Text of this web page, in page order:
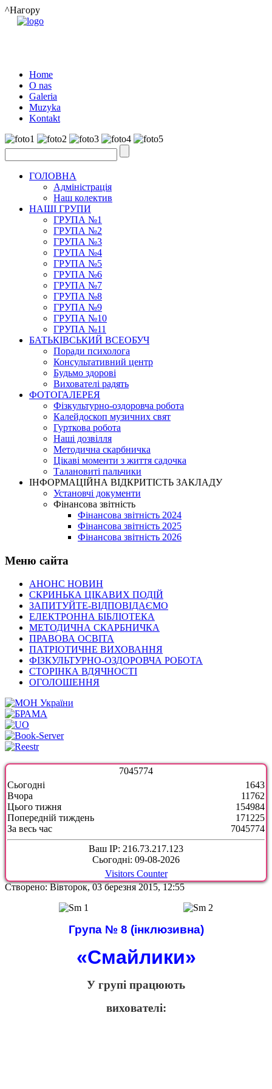
^Нагору
Home
O nas
Galeria
Muzyka
Kontakt
ГОЛОВНА
Адміністрація
Наш колектив
НАШІ ГРУПИ
ГРУПА №1
ГРУПА №2
ГРУПА №3
ГРУПА №4
ГРУПА №5
ГРУПА №6
ГРУПА №7
ГРУПА №8
ГРУПА №9
ГРУПА №10
ГРУПА №11
БАТЬКІВСЬКИЙ ВСЕОБУЧ
Поради психолога
Консультативний центр
Будьмо здорові
Вихователі радять
ФОТОГАЛЕРЕЯ
Фізкультурно-оздоровча робота
Калейдоскоп музичних свят
Гурткова робота
Наші дозвілля
Методична скарбничка
Цікаві моменти з життя садочка
Талановиті пальчики
ІНФОРМАЦІЙНА ВІДКРИТІСТЬ ЗАКЛАДУ
Установчі документи
Фінансова звітність
Фінансова звітність 2024
Фінансова звітність 2025
Фінансова звітність 2026
Меню сайта
АНОНС НОВИН
СКРИНЬКА ЦІКАВИХ ПОДІЙ
ЗАПИТУЙТЕ-ВІДПОВІДАЄМО
ЕЛЕКТРОННА БІБЛІОТЕКА
МЕТОДИЧНА СКАРБНИЧКА
ПРАВОВА ОСВІТА
ПАТРІОТИЧНЕ ВИХОВАННЯ
ФІЗКУЛЬТУРНО-ОЗДОРОВЧА РОБОТА
СТОРІНКА ВДЯЧНОСТІ
ОГОЛОШЕННЯ
7045774
Сьогодні
Вчора
Цього тижня
Попередній тиждень
За весь час
1643
11762
154984
171225
7045774
Ваш IP: 216.73.217.123
Сьогодні: 09-08-2026
Visitors Counter
Створено: Вівторок, 03 березня 2015, 12:55
Група № 8 (інклюзивна)
«Смайлики»
У групі працюють
вихователі: